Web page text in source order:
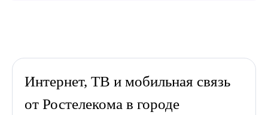
Интернет, ТВ и мобильная связь
от Ростелекома в городе